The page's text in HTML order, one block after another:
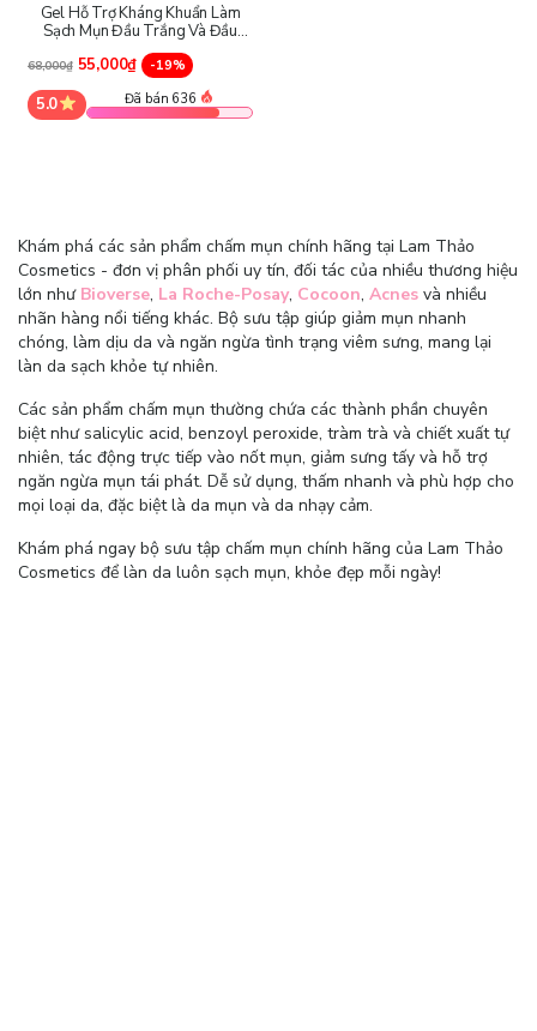
Gel Hỗ Trợ Kháng Khuẩn Làm
Sạch Mụn Đầu Trắng Và Đầu
Đen Acnes Sealing Jell
68,000₫ 55,000₫ -19%
5.0 Đã bán 636
Khám phá các sản phẩm chấm mụn chính hãng tại Lam Thảo
Cosmetics - đơn vị phân phối uy tín, đối tác của nhiều thương hiệu
lớn như Bioverse, La Roche-Posay, Cocoon, Acnes và nhiều
nhãn hàng nổi tiếng khác. Bộ sưu tập giúp giảm mụn nhanh
chóng, làm dịu da và ngăn ngừa tình trạng viêm sưng, mang lại
làn da sạch khỏe tự nhiên.
Các sản phẩm chấm mụn thường chứa các thành phần chuyên
biệt như salicylic acid, benzoyl peroxide, tràm trà và chiết xuất tự
nhiên, tác động trực tiếp vào nốt mụn, giảm sưng tấy và hỗ trợ
ngăn ngừa mụn tái phát. Dễ sử dụng, thấm nhanh và phù hợp cho
mọi loại da, đặc biệt là da mụn và da nhạy cảm.
Khám phá ngay bộ sưu tập chấm mụn chính hãng của Lam Thảo
Cosmetics để làn da luôn sạch mụn, khỏe đẹp mỗi ngày!